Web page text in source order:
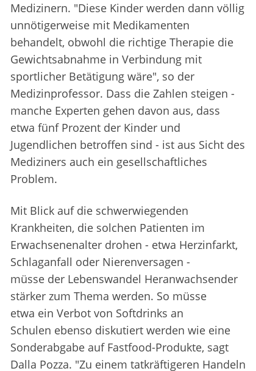
Medizinern. "Diese Kinder werden dann völlig
unnötigerweise mit Medikamenten
behandelt, obwohl die richtige Therapie die
Gewichtsabnahme in Verbindung mit
sportlicher Betätigung wäre", so der
Medizinprofessor. Dass die Zahlen steigen -
manche Experten gehen davon aus, dass
etwa fünf Prozent der Kinder und
Jugendlichen betroffen sind - ist aus Sicht des
Mediziners auch ein gesellschaftliches
Problem.
Mit Blick auf die schwerwiegenden
Krankheiten, die solchen Patienten im
Erwachsenenalter drohen - etwa Herzinfarkt,
Schlaganfall oder Nierenversagen -
müsse der Lebenswandel Heranwachsender
stärker zum Thema werden. So müsse
etwa ein Verbot von Softdrinks an
Schulen ebenso diskutiert werden wie eine
Sonderabgabe auf Fastfood-Produkte, sagt
Dalla Pozza. "Zu einem tatkräftigeren Handeln